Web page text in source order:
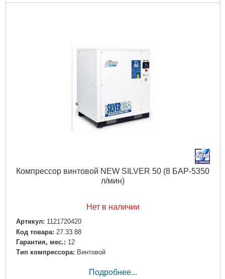
Компрессор винтовой NEW SILVER 50 (8 БАР-5350
л/мин)
Нет в наличии
Артикул: 1121720420
Код товара: 27.33.88
Гарантия, мес.: 12
Тип компрессора: Винтовой
Подробнее...